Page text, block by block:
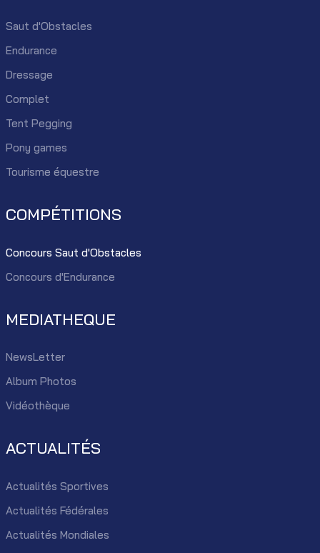
Saut d'Obstacles
Endurance
Dressage
Complet
Tent Pegging
Pony games
Tourisme équestre
COMPÉTITIONS
Concours Saut d'Obstacles
Concours d'Endurance
MEDIATHEQUE
NewsLetter
Album Photos
Vidéothèque
ACTUALITÉS
Actualités Sportives
Actualités Fédérales
Actualités Mondiales